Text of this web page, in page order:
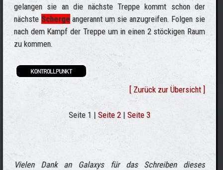
gelangen sie an die nächste Treppe kommt schon der
nächste Schergeangerannt um sie anzugreifen. Folgen sie
nach dem Kampf der Treppe um in einen 2 stöckigen Raum
zu kommen.
[ Zurück zur Übersicht ]
Seite 1 |Seite 2 | Seite 3
Vielen Dank an Galaxys für das Schreiben dieses